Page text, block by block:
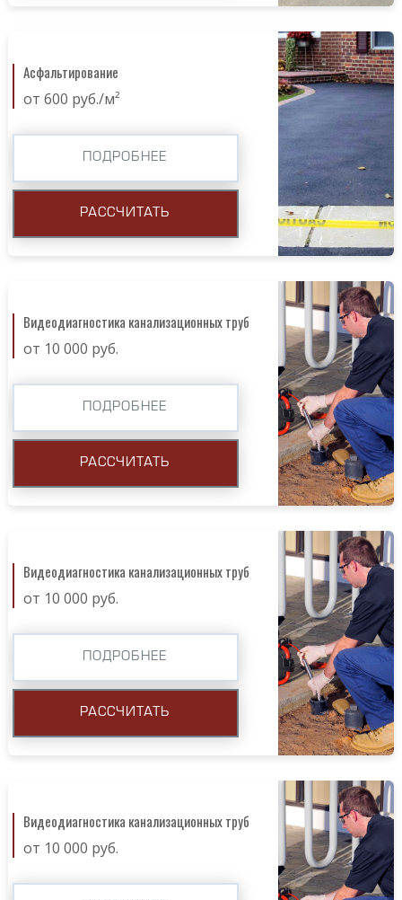
Асфальтирование
от 600 руб./м²
ПОДРОБНЕЕ
РАССЧИТАТЬ
Видеодиагностика канализационных труб
от 10 000 руб.
ПОДРОБНЕЕ
РАССЧИТАТЬ
Видеодиагностика канализационных труб
от 10 000 руб.
ПОДРОБНЕЕ
РАССЧИТАТЬ
Видеодиагностика канализационных труб
от 10 000 руб.